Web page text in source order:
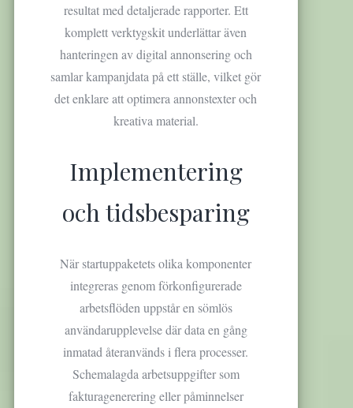
resultat med detaljerade rapporter. Ett
komplett verktygskit underlättar även
hanteringen av digital annonsering och
samlar kampanjdata på ett ställe, vilket gör
det enklare att optimera annonstexter och
kreativa material.
Implementering
och tidsbesparing
När startuppaketets olika komponenter
integreras genom förkonfigurerade
arbetsflöden uppstår en sömlös
användarupplevelse där data en gång
inmatad återanvänds i flera processer.
Schemalagda arbetsuppgifter som
fakturagenerering eller påminnelser